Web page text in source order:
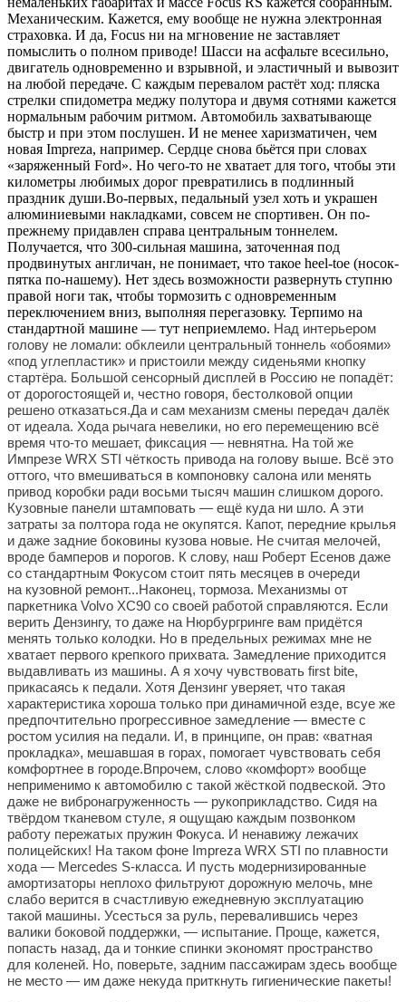
Механическим. Кажется, ему вообще не нужна электронная
страховка. И да, Focus ни на мгновение не заставляет
помыслить о полном приводе! Шасси на асфальте всесильно,
двигатель одновременно и взрывной, и эластичный и вывозит
на любой передаче. С каждым перевалом растёт ход: пляска
стрелки спидометра меджу полутора и двумя сотнями кажется
нормальным рабочим ритмом. Автомобиль захватывающе
быстр и при этом послушен. И не менее харизматичен, чем
новая Impreza, например. Сердце снова бьётся при словах
«заряженный Ford». Но чего-то не хватает для того, чтобы эти
километры любимых дорог превратились в подлинный
праздник души.Во-первых, педальный узел хоть и украшен
алюминиевыми накладками, совсем не спортивен. Он по-
прежнему придавлен справа центральным тоннелем.
Получается, что 300-сильная машина, заточенная под
продвинутых англичан, не понимает, что такое heel-toe (носок-
пятка по-нашему). Нет здесь возможности развернуть ступню
правой ноги так, чтобы тормозить с одновременным
переключением вниз, выполняя перегазовку. Терпимо на
стандартной машине — тут неприемлемо. Над интерьером
голову не ломали: обклеили центральный тоннель «обоями»
«под углепластик» и пристоили между сиденьями кнопку
стартёра. Большой сенсорный дисплей в Россию не попадёт:
от дорогостоящей и, честно говоря, бестолковой опции
решено отказаться.Да и сам механизм смены передач далёк
от идеала. Хода рычага невелики, но его перемещению всё
время что-то мешает, фиксация — невнятна. На той же
Импрезе WRX STI чёткость привода на голову выше. Всё это
оттого, что вмешиваться в компоновку салона или менять
привод коробки ради восьми тысяч машин слишком дорого.
Кузовные панели штамповать — ещё куда ни шло. А эти
затраты за полтора года не окупятся. Капот, передние крылья
и даже задние боковины кузова новые. Не считая мелочей,
вроде бамперов и порогов. К слову, наш Роберт Есенов даже
со стандартным Фокусом стоит пять месяцев в очереди
на кузовной ремонт...Наконец, тормоза. Механизмы от
паркетника Volvo XC90 со своей работой справляются. Если
верить Дензингу, то даже на Нюрбургринге вам придётся
менять только колодки. Но в предельных режимах мне не
хватает первого крепкого прихвата. Замедление приходится
выдавливать из машины. А я хочу чувствовать first bite,
прикасаясь к педали. Хотя Дензинг уверяет, что такая
характеристика хороша только при динамичной езде, всуе же
предпочтительно прогрессивное замедление — вместе с
ростом усилия на педали. И, в принципе, он прав: «ватная
прокладка», мешавшая в горах, помогает чувствовать себя
комфортнее в городе.Впрочем, слово «комфорт» вообще
неприменимо к автомобилю с такой жёсткой подвеской. Это
даже не вибронагруженность — рукоприкладство. Сидя на
твёрдом тканевом стуле, я ощущаю каждым позвонком
работу пережатых пружин Фокуса. И ненавижу лежачих
полицейских! На таком фоне Impreza WRX STI по плавности
хода — Mercedes S-класса. И пусть модернизированные
амортизаторы неплохо фильтруют дорожную мелочь, мне
слабо верится в счастливую ежедневную эксплуатацию
такой машины. Усесться за руль, перевалившись через
валики боковой поддержки, — испытание. Проще, кажется,
попасть назад, да и тонкие спинки экономят пространство
для коленей. Но, поверьте, задним пассажирам здесь вообще
не место — им даже некуда приткнуть гигиенические пакеты!